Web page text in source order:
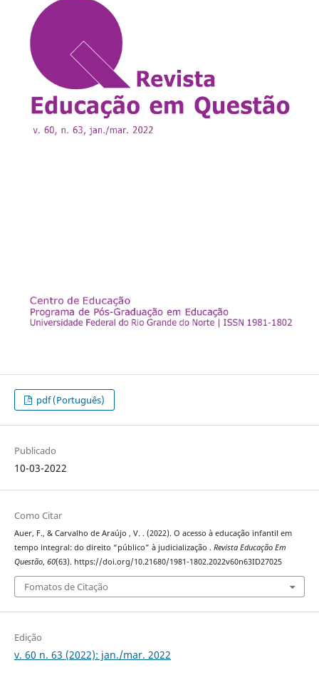
pdf (Português)
Publicado
10-03-2022
Como Citar
Auer, F., & Carvalho de Araújo , V. . (2022). O acesso à educação infantil em
tempo integral: do direito “público” à judicialização . Revista Educação Em
Questão, 60(63). https://doi.org/10.21680/1981-1802.2022v60n63ID27025
Fomatos de Citação
Edição
v. 60 n. 63 (2022): jan./mar. 2022